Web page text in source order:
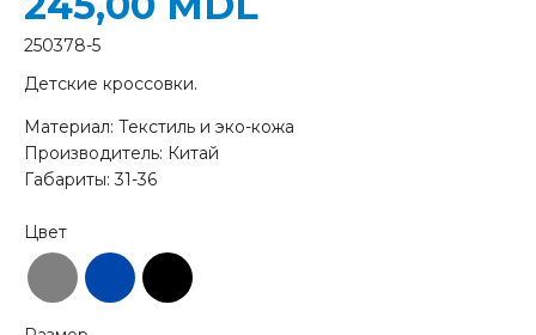
Детские кроссовки.
Материал: Текстиль и эко-кожа
Производитель: Китай
Габариты: 31-36
250378-5